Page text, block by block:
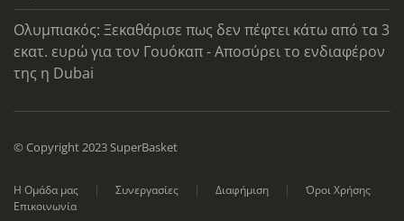
Ολυμπιακός: Ξεκαθάρισε πως δεν πέφτει κάτω από τα 3
εκατ. ευρώ για τον Γουόκαπ - Αποσύρει το ενδιαφέρον
της η Dubai
© Copyright 2023 SuperBasket
Η Ομάδα μας Συνεργασίες Διαφήμιση
Όροι Χρήσης
Επικοινωνία